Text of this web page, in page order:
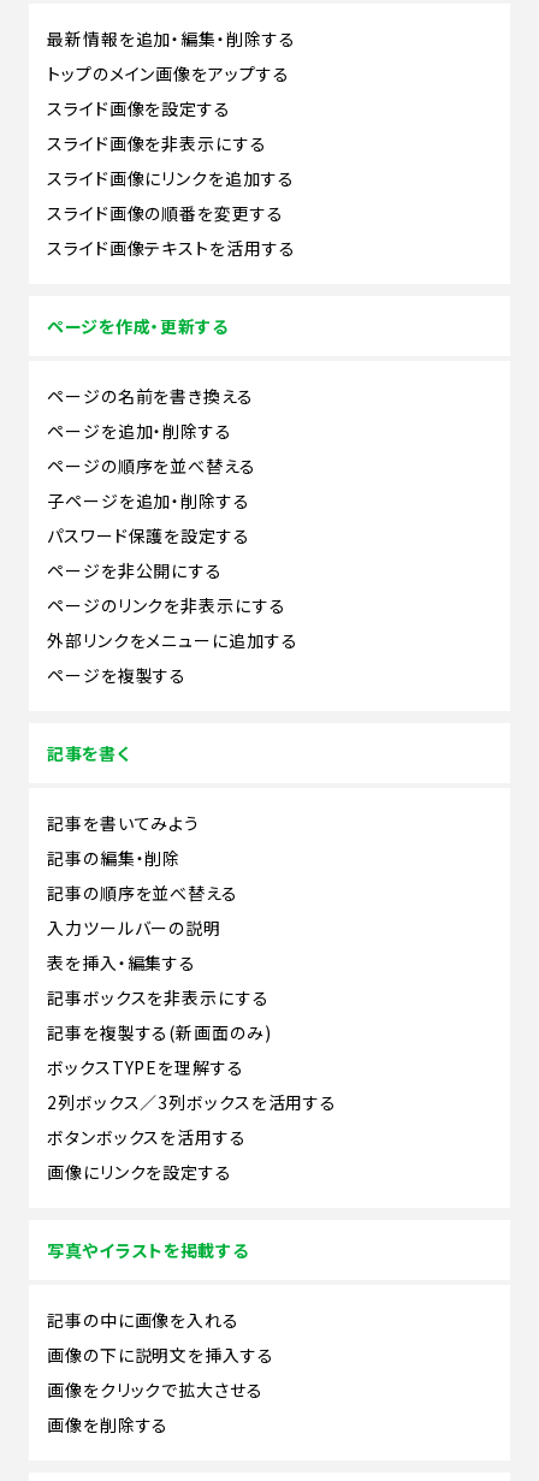
最新情報を追加・編集・削除する
トップのメイン画像をアップする
スライド画像を設定する
スライド画像を非表示にする
スライド画像にリンクを追加する
スライド画像の順番を変更する
スライド画像テキストを活用する
ページを作成・更新する
ページの名前を書き換える
ページを追加・削除する
ページの順序を並べ替える
子ページを追加・削除する
パスワード保護を設定する
ページを非公開にする
ページのリンクを非表示にする
外部リンクをメニューに追加する
ページを複製する
記事を書く
記事を書いてみよう
記事の編集・削除
記事の順序を並べ替える
入力ツールバーの説明
表を挿入・編集する
記事ボックスを非表示にする
記事を複製する(新画面のみ)
ボックスTYPEを理解する
2列ボックス／3列ボックスを活用する
ボタンボックスを活用する
画像にリンクを設定する
写真やイラストを掲載する
記事の中に画像を入れる
画像の下に説明文を挿入する
画像をクリックで拡大させる
画像を削除する